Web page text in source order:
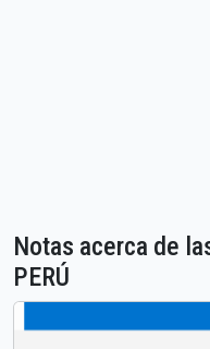
Notas acerca de
PERÚ